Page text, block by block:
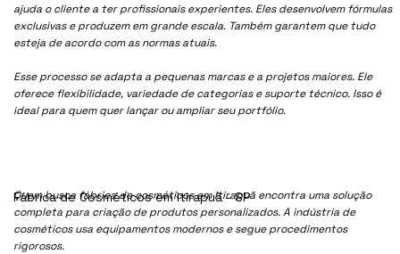
ajuda o cliente a ter profissionais experientes. Eles desenvolvem fórmulas
exclusivas e produzem em grande escala. Também garantem que tudo
esteja de acordo com as normas atuais.
Esse processo se adapta a pequenas marcas e a projetos maiores. Ele
oferece flexibilidade, variedade de categorias e suporte técnico. Isso é
ideal para quem quer lançar ou ampliar seu portfólio.
Quem busca fábrica de cosméticos em Itirapuã encontra uma solução
completa para criação de produtos personalizados. A indústria de
cosméticos usa equipamentos modernos e segue procedimentos
rigorosos.
Fábrica de Cosméticos em Itirapuã - SP